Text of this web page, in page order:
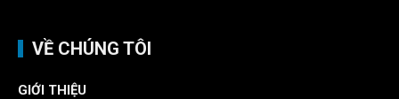
VỀ CHÚNG TÔI
GIỚI THIỆU